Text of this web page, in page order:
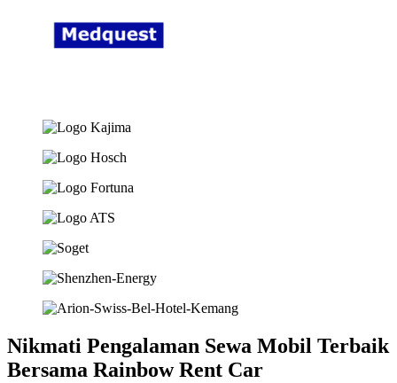
Nikmati Pengalaman Sewa Mobil Terbaik
Bersama Rainbow Rent Car